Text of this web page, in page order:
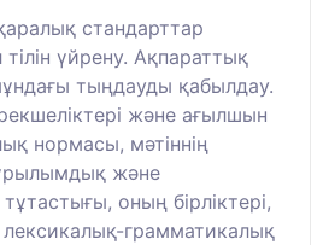
стандарттар
үйрену. Ақпараттық
тыңдауды қабылдау.
және ағылшын
нормасы, мәтіннің
және
оның бірліктері,
грамматикалық